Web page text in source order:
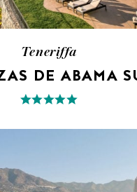
Teneriffa
DE ABAMA